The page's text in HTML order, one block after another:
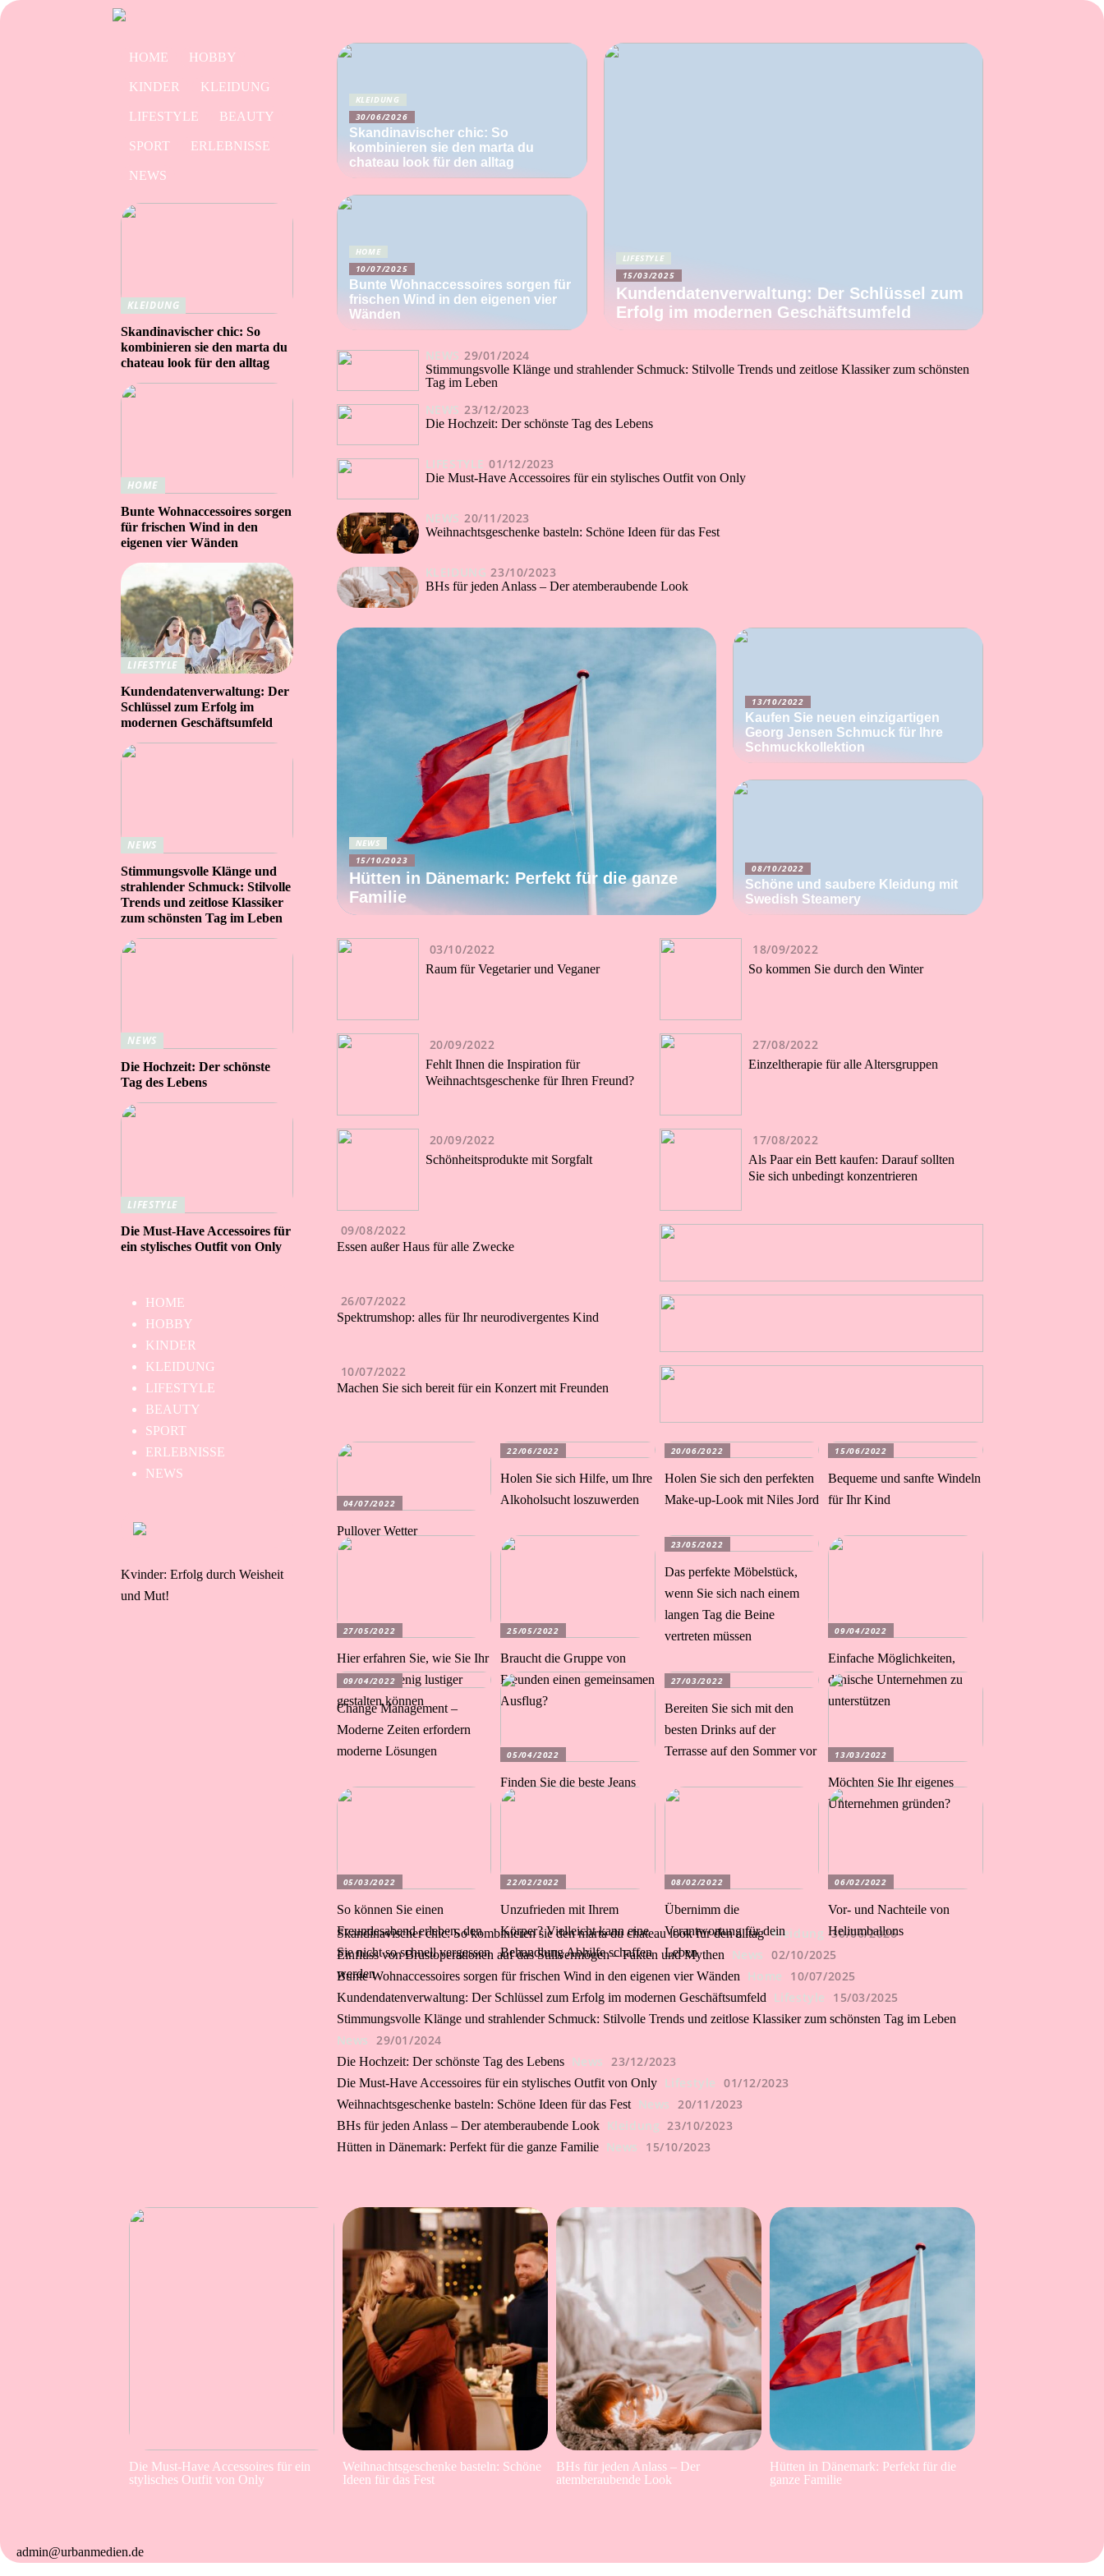
KLEIDUNG
30/06/2026
Skandinavischer chic: So
kombinieren sie den marta du
chateau look für den alltag
HOME
10/07/2025
Bunte Wohnaccessoires sorgen für
frischen Wind in den eigenen vier
Wänden
LIFESTYLE
15/03/2025
Kundendatenverwaltung: Der Schlüssel zum
Erfolg im modernen Geschäftsumfeld
NEWS 29/01/2024
Stimmungsvolle Klänge und strahlender Schmuck: Stilvolle Trends und zeitlose Klassiker zum schönsten
Tag im Leben
NEWS 23/12/2023
Die Hochzeit: Der schönste Tag des Lebens
LIFESTYLE 01/12/2023
Die Must-Have Accessoires für ein stylisches Outfit von Only
NEWS 20/11/2023
Weihnachtsgeschenke basteln: Schöne Ideen für das Fest
KLEIDUNG 23/10/2023
BHs für jeden Anlass – Der atemberaubende Look
NEWS
15/10/2023
Hütten in Dänemark: Perfekt für die ganze
Familie
13/10/2022
Kaufen Sie neuen einzigartigen
Georg Jensen Schmuck für Ihre
Schmuckkollektion
08/10/2022
Schöne und saubere Kleidung mit
Swedish Steamery
03/10/2022
Raum für Vegetarier und Veganer
20/09/2022
Fehlt Ihnen die Inspiration für
Weihnachtsgeschenke für Ihren Freund?
20/09/2022
Schönheitsprodukte mit Sorgfalt
18/09/2022
So kommen Sie durch den Winter
27/08/2022
Einzeltherapie für alle Altersgruppen
17/08/2022
Als Paar ein Bett kaufen: Darauf sollten
Sie sich unbedingt konzentrieren
09/08/2022
Essen außer Haus für alle Zwecke
26/07/2022
Spektrumshop: alles für Ihr neurodivergentes Kind
10/07/2022
Machen Sie sich bereit für ein Konzert mit Freunden
04/07/2022
Pullover Wetter
22/06/2022
Holen Sie sich Hilfe, um Ihre
Alkoholsucht loszuwerden
20/06/2022
Holen Sie sich den perfekten
Make-up-Look mit Niles Jord
15/06/2022
Bequeme und sanfte Windeln
für Ihr Kind
27/05/2022
Hier erfahren Sie, wie Sie Ihr
Outfit ein wenig lustiger
gestalten können
25/05/2022
Braucht die Gruppe von
Freunden einen gemeinsamen
Ausflug?
23/05/2022
Das perfekte Möbelstück,
wenn Sie sich nach einem
langen Tag die Beine
vertreten müssen
09/04/2022
Einfache Möglichkeiten,
dänische Unternehmen zu
unterstützen
09/04/2022
Change Management –
Moderne Zeiten erfordern
moderne Lösungen
05/04/2022
Finden Sie die beste Jeans
27/03/2022
Bereiten Sie sich mit den
besten Drinks auf der
Terrasse auf den Sommer vor
13/03/2022
Möchten Sie Ihr eigenes
Unternehmen gründen?
05/03/2022
So können Sie einen
Freundesabend erleben, den
Sie nicht so schnell vergessen
werden
22/02/2022
Unzufrieden mit Ihrem
Körper? Vielleicht kann eine
Behandlung Abhilfe schaffen
08/02/2022
Übernimm die
Verantwortung für dein
Leben
06/02/2022
Vor- und Nachteile von
Heliumballons
Skandinavischer chic: So kombinieren sie den marta du chateau look für den alltag Kleidung 30/06/2026
Einfluss von Brustoperationen auf das Stillvermögen – Fakten und Mythen News 02/10/2025
Bunte Wohnaccessoires sorgen für frischen Wind in den eigenen vier Wänden Home 10/07/2025
Kundendatenverwaltung: Der Schlüssel zum Erfolg im modernen Geschäftsumfeld Lifestyle 15/03/2025
Stimmungsvolle Klänge und strahlender Schmuck: Stilvolle Trends und zeitlose Klassiker zum schönsten Tag im Leben
News 29/01/2024
Die Hochzeit: Der schönste Tag des Lebens News 23/12/2023
Die Must-Have Accessoires für ein stylisches Outfit von Only Lifestyle 01/12/2023
Weihnachtsgeschenke basteln: Schöne Ideen für das Fest News 20/11/2023
BHs für jeden Anlass – Der atemberaubende Look Kleidung 23/10/2023
Hütten in Dänemark: Perfekt für die ganze Familie News 15/10/2023
HOME HOBBY
KINDER KLEIDUNG
LIFESTYLE BEAUTY
SPORT ERLEBNISSE
NEWS
KLEIDUNG
Skandinavischer chic: So
kombinieren sie den marta du
chateau look für den alltag
HOME
Bunte Wohnaccessoires sorgen
für frischen Wind in den
eigenen vier Wänden
LIFESTYLE
Kundendatenverwaltung: Der
Schlüssel zum Erfolg im
modernen Geschäftsumfeld
NEWS
Stimmungsvolle Klänge und
strahlender Schmuck: Stilvolle
Trends und zeitlose Klassiker
zum schönsten Tag im Leben
NEWS
Die Hochzeit: Der schönste
Tag des Lebens
LIFESTYLE
Die Must-Have Accessoires für
ein stylisches Outfit von Only
HOME
HOBBY
KINDER
KLEIDUNG
LIFESTYLE
BEAUTY
SPORT
ERLEBNISSE
NEWS
Kvinder: Erfolg durch Weisheit
und Mut!
Die Must-Have Accessoires für ein
stylisches Outfit von Only
Weihnachtsgeschenke basteln: Schöne
Ideen für das Fest
BHs für jeden Anlass – Der
atemberaubende Look
Hütten in Dänemark: Perfekt für die
ganze Familie
admin@urbanmedien.de